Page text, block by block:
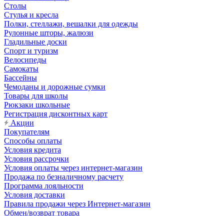
Столы
Стулья и кресла
Полки, стеллажи, вешалки для одежды
Рулонные шторы, жалюзи
Гладильные доски
Спорт и туризм
Велосипеды
Самокаты
Бассейны
Чемоданы и дорожные сумки
Товары для школы
Рюкзаки школьные
Регистрация дисконтных карт
Акции
Покупателям
Способы оплаты
Условия кредита
Условия рассрочки
Условия оплаты через интернет-магазин
Продажа по безналичному расчету
Программа лояльности
Условия доставки
Правила продажи через Интернет-магазин
Обмен/возврат товара